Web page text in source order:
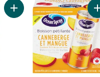
rose au panier
naturelle au panier
Ajouter Eau de source